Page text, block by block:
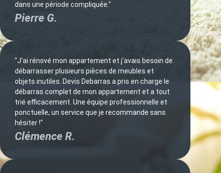
dans une période compliquée."
Pierre G.
"J'ai rénové mon appartement et j'avais besoin de
débarrasser plusieurs pièces de meubles et
objets inutiles. Devis Debarras a pris en charge le
débarras complet de mon appartement et a tout
trié efficacement. Une équipe professionnelle et
ponctuelle, un service que je recommande sans
hésiter !"
Clémence R.